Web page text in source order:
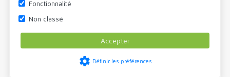
Grille de protection inox
Fonctionnalité
Non classé
Accepter
settings Définir les préférences